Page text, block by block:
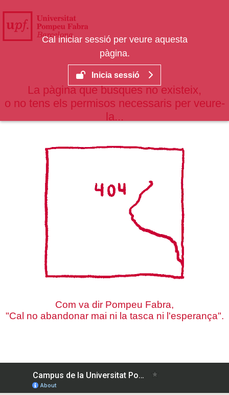
Salta al contingut principal
La pàgina que busques no existeix,
o no tens els permisos necessaris per veure-
la...
Com va dir Pompeu Fabra,
"Cal no abandonar mai ni la tasca ni l'esperança".
Cal iniciar sessió per veure aquesta
pàgina.
Inicia sessió